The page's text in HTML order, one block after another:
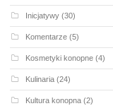
Inicjatywy (30)
Komentarze (5)
Kosmetyki konopne (4)
Kulinaria (24)
Kultura konopna (2)